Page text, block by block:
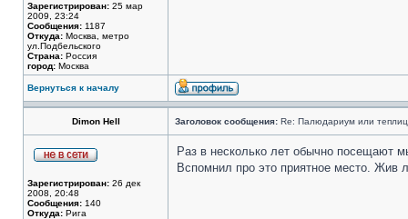
Зарегистрирован: 25 мар
2009, 23:24
Сообщения: 1187
Откуда: Москва, метро
ул.Подбельского
Страна: Россия
город: Москва
Вернуться к началу
Dimon Hell Заголовок сообщения: Re: Палюдариум или
Зарегистрирован: 26 дек
2008, 20:48
Сообщения: 140
Откуда: Рига
Раз в несколько лет обычно посещают
Вспомнил про это приятное место. Жив